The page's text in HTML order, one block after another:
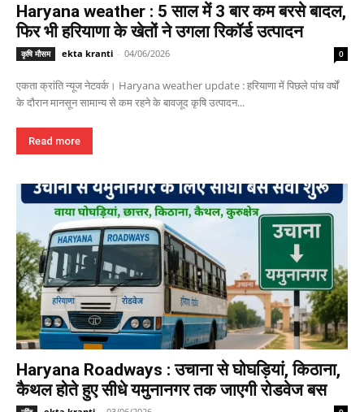
Haryana weather : 5 साल में 3 बार कम बरसे बादल,
फिर भी हरियाणा के खेतों ने उगला रिकॉर्ड उत्पादन
कृषि मौसम ekta kranti - 04/06/2026 0
एकता क्रांति न्यूज नेटवर्क। Haryana weather update : हरियाणा में पिछले पांच वर्षों
के दौरान मानसून सामान्य से कम रहने के बावजूद कृषि उत्पादन...
Read more
Haryana Roadways : उचाना से घोघड़ियां, किठाना,
कैथल होते हुए सीधे यमुनानगर तक जाएगी रोडवेज बस